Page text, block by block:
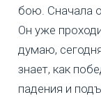
бою. Сначала
Он уже
думаю,
знает, как
падения и